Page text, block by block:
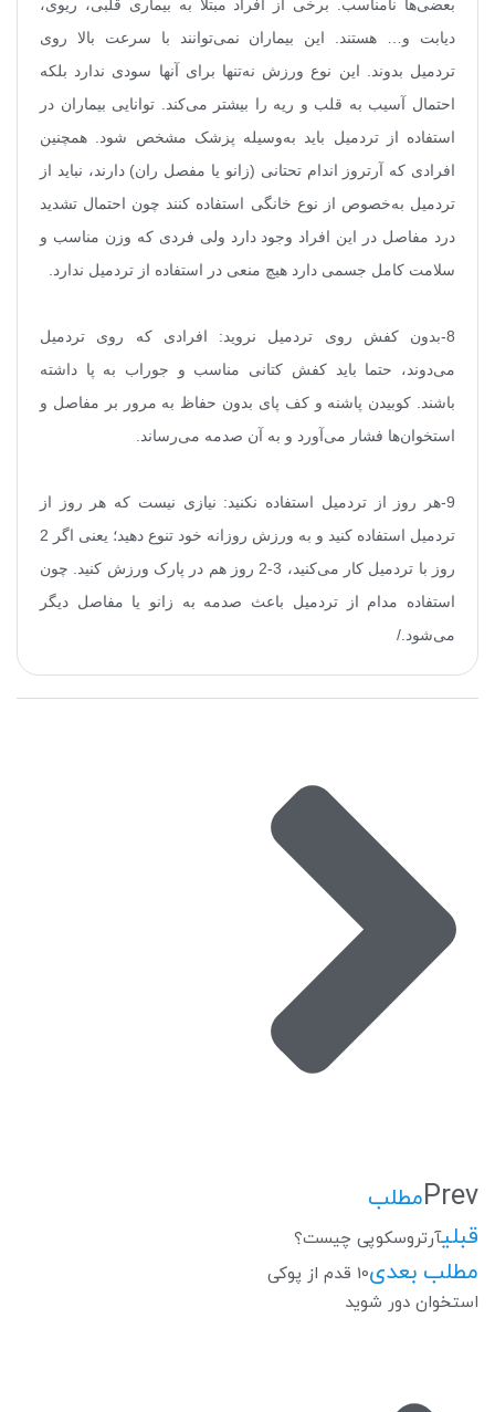
بعضی‌ها نا‌مناسب. برخی از افراد مبتلا به بیماری قلبی، ریوی،
دیابت و… هستند. این بیماران نمی‌توانند با سرعت بالا روی
تردمیل بدوند. این نوع ورزش نه‌تنها برای آنها سودی ندارد بلکه
احتمال آسیب به قلب و ریه را بیشتر می‌کند. توانایی بیماران در
استفاده از تردمیل باید به‌وسیله پزشک مشخص شود. همچنین
افرادی که آرتروز اندام تحتانی (زانو یا مفصل ران) دارند، نباید از
تردمیل به‌خصوص از نوع خانگی استفاده کنند چون احتمال تشدید
درد مفاصل در این افراد وجود دارد ولی فردی که وزن مناسب و
سلامت کامل جسمی دارد هیچ منعی در استفاده از تردمیل ندارد
8-بدون کفش روی تردمیل نروید: افرادی که روی تردمیل
می‌دوند، حتما باید کفش کتانی مناسب و جوراب به پا داشته
باشند. کوبیدن پاشنه و کف پای بدون حفاظ به مرور بر مفاصل و
استخوان‌ها فشار می‌‌آورد و به آن صدمه می‌رساند
9-هر روز از تردمیل استفاده نکنید: نیازی نیست که هر روز از
تردمیل استفاده کنید و به ورزش روزانه خود تنوع دهید؛ یعنی اگر 2
روز با تردمیل کار می‌کنید، 3-2 روز هم در پارک ورزش کنید. چون
استفاده مدام از تردمیل باعث صدمه به زانو یا مفاصل دیگر
می‌شود /
Prevمطلب
قبلیآرتروسکوپی چیست؟
مطلب بعدی
10 قدم از پوکی
استخوان دور شوید